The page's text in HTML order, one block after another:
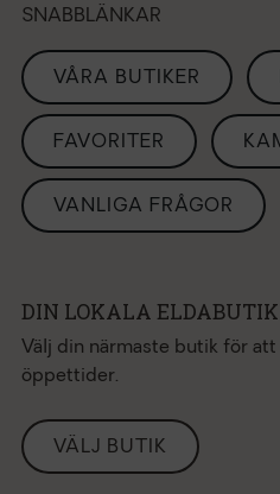
SNABBLÄNKAR
VÅRA BUTIKER
FAVORITER
VANLIGA FRÅGOR
DIN LOKALA ELDABUTIK
Välj din närmaste butik för
öppettider.
VÄLJ BUTIK